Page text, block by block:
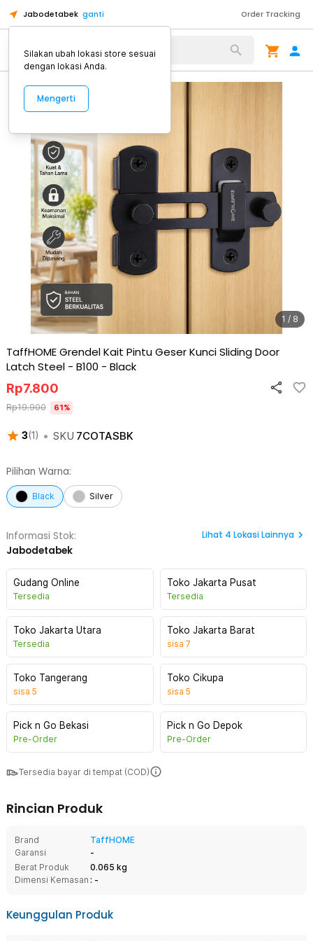
Jabodetabek ganti Order Tracking
Alat Kopi
1 / 8
TaffHOME Grendel Kait Pintu Geser Kunci Sliding Door
Latch Steel - B100 - Black
3(1 ) • SKU 7COTASBK
Rp7.800
Rp19.900 61%
Pilihan Warna:
Black Silver
Informasi Stok:
Jabodetabek
Lihat 4 Lokasi Lainnya
Gudang Online
Tersedia
Toko Jakarta Pusat
Tersedia
Toko Jakarta Utara
Tersedia
Toko Jakarta Barat
sisa 7
Toko Tangerang
sisa 5
Toko Cikupa
sisa 5
Pick n Go Bekasi
Pre-Order
Pick n Go Depok
Pre-Order
Tersedia bayar di tempat (COD)
Rincian Produk
Brand
TaffHOME
Garansi
-
Berat Produk
0.065 kg
Dimensi Kemasan : -
Keunggulan Produk
Silakan ubah lokasi store sesuai
dengan lokasi Anda.
Mengerti